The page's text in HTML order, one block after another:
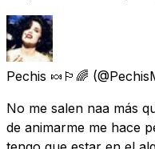
Pechis 🍬🏳️‍🌈
No me salen naa más
de animarme me hace